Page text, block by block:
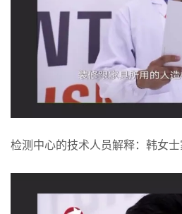
检测中心的技术人员解释：韩女